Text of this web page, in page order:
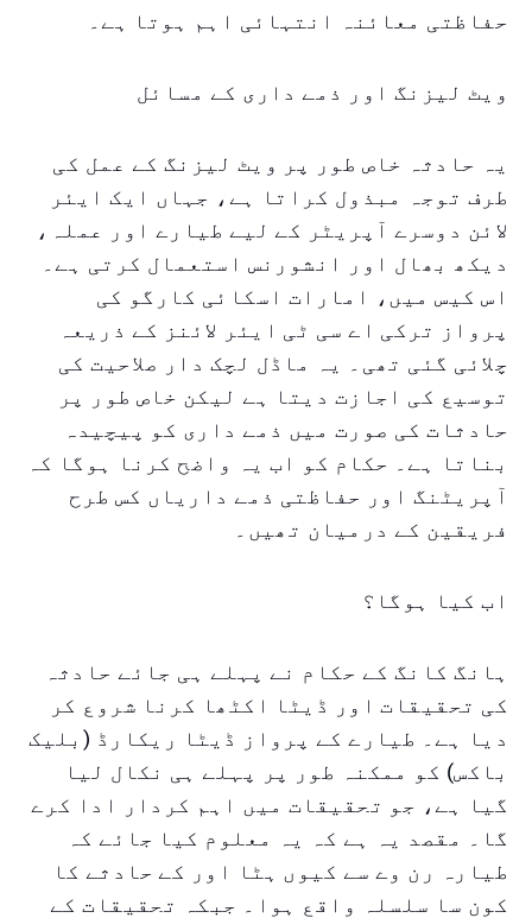
حفاظتی معائنہ انتہائی اہم ہوتا ہے۔
ویٹ لیزنگ اور ذمے داری کے مسائل
یہ حادثہ خاص طور پر ویٹ لیزنگ کے عمل کی
طرف توجہ مبذول کراتا ہے، جہاں ایک ایئر
لائن دوسرے آپریٹر کے لیے طیارے اور عملہ،
دیکھ بھال اور انشورنس استعمال کرتی ہے۔
اس کیس میں، امارات اسکائی کارگو کی
پرواز ترکی اے سی ٹی ایئر لائنز کے ذریعہ
چلائی گئی تھی۔ یہ ماڈل لچک دار صلاحیت کی
توسیع کی اجازت دیتا ہے لیکن خاص طور پر
حادثات کی صورت میں ذمے داری کو پیچیدہ
بناتا ہے۔ حکام کو اب یہ واضح کرنا ہوگا کہ
آپریٹنگ اور حفاظتی ذمے داریاں کس طرح
فریقین کے درمیان تھیں۔
اب کیا ہوگا؟
ہانگ کانگ کے حکام نے پہلے ہی جائے حادثہ
کی تحقیقات اور ڈیٹا اکٹھا کرنا شروع کر
دیا ہے۔ طیارے کے پرواز ڈیٹا ریکارڈ (بلیک
باکس) کو ممکنہ طور پر پہلے ہی نکال لیا
گیا ہے، جو تحقیقات میں اہم کردار ادا کرے
گا۔ مقصد یہ ہے کہ یہ معلوم کیا جائے کہ
طیارہ رن وے سے کیوں ہٹا اور کے حادثے کا
کون سا سلسلہ واقع ہوا۔ جبکہ تحقیقات کے